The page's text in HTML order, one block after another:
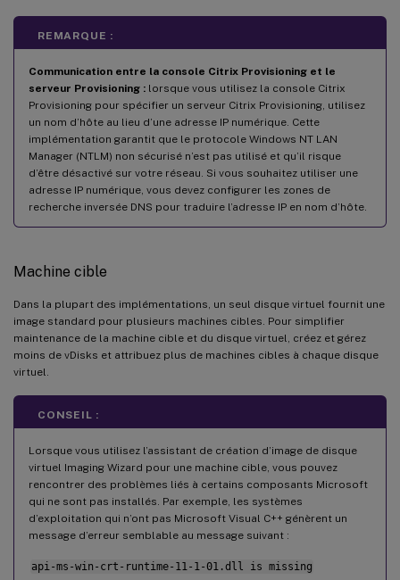
REMARQUE :
Communication entre la console Citrix Provisioning et le
serveur Provisioning : lorsque vous utilisez la console Citrix
Provisioning pour spécifier un serveur Citrix Provisioning, utilisez
un nom d’hôte au lieu d’une adresse IP numérique. Cette
implémentation garantit que le protocole Windows NT LAN
Manager (NTLM) non sécurisé n’est pas utilisé et qu’il risque
d’être désactivé sur votre réseau. Si vous souhaitez utiliser une
adresse IP numérique, vous devez configurer les zones de
recherche inversée DNS pour traduire l’adresse IP en nom d’hôte.
Machine cible
Dans la plupart des implémentations, un seul disque virtuel fournit une
image standard pour plusieurs machines cibles. Pour simplifier
maintenance de la machine cible et du disque virtuel, créez et gérez
moins de vDisks et attribuez plus de machines cibles à chaque disque
virtuel.
CONSEIL :
Lorsque vous utilisez l’assistant de création d’image de disque
virtuel Imaging Wizard pour une machine cible, vous pouvez
rencontrer des problèmes liés à certains composants Microsoft
qui ne sont pas installés. Par exemple, les systèmes
d’exploitation qui n’ont pas Microsoft Visual C++ génèrent un
message d’erreur semblable au message suivant :
api-ms-win-crt-runtime-11-1-01.dll is missing